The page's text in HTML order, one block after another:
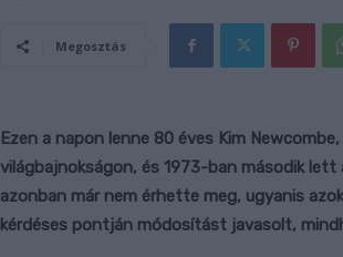
Megosztás
Ezen a napon lenne 80 éves Kim
világbajnokságon, és 1973-ban második
azonban már nem érhette meg, ugyanis
kérdéses pontján módosítást javasolt,